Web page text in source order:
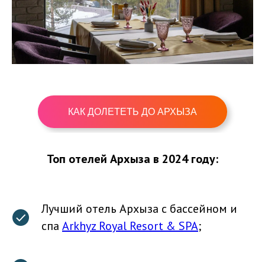
КАК ДОЛЕТЕТЬ ДО АРХЫЗА
Топ отелей Архыза в 2024 году:
Лучший отель Архыза с бассейном и
спа Arkhyz Royal Resort & SPA;